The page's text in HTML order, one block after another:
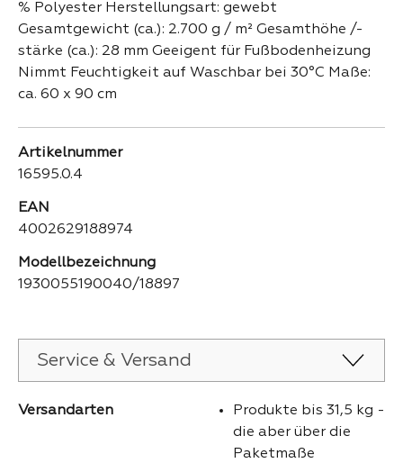
% Polyester Herstellungsart: gewebt
Gesamtgewicht (ca.): 2.700 g / m² Gesamthöhe /-
stärke (ca.): 28 mm Geeigent für Fußbodenheizung
Nimmt Feuchtigkeit auf Waschbar bei 30°C Maße:
ca. 60 x 90 cm
Artikelnummer
16595.0.4
EAN
4002629188974
Modellbezeichnung
1930055190040/18897
Service & Versand
Versandarten
Produkte bis 31,5 kg -
die aber über die
Paketmaße